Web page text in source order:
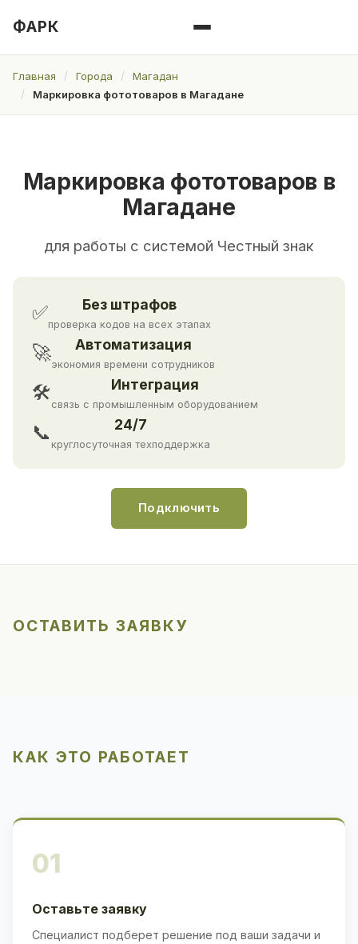
ФАРК
Главная Города
Магадан
Маркировка фототоваров в Магадане
Маркировка фототоваров в
Магадане
для работы с системой Честный знак
✅ Без штрафов
проверка кодов на всех этапах
🚀 Автоматизация
экономия времени сотрудников
🛠 Интеграция
связь с промышленным оборудованием
📞 24/7
круглосуточная техподдержка
Подключить
ОСТАВИТЬ ЗАЯВКУ
КАК ЭТО РАБОТАЕТ
01
Оставьте заявку
Специалист подберет решение под ваши задачи и